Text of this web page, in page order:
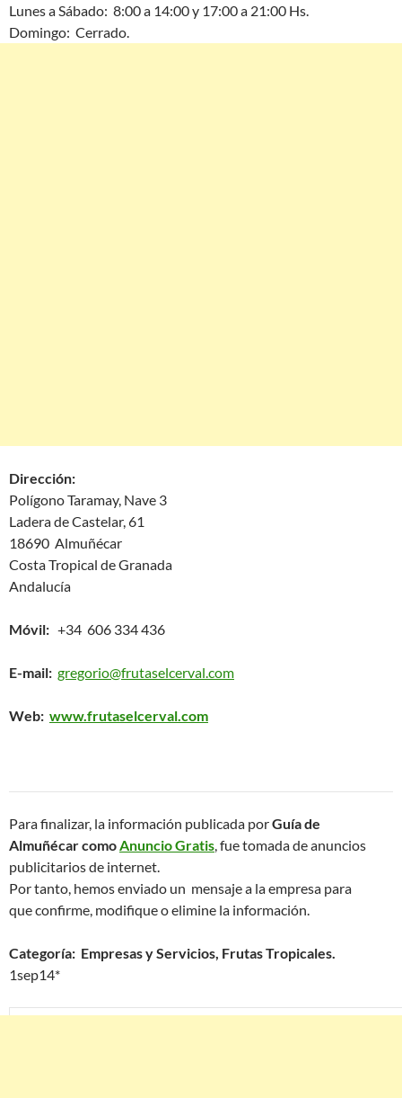
Lunes a Sábado: 8:00 a 14:00 y 17:00 a 21:00 Hs.
Domingo: Cerrado.
Dirección:
Polígono Taramay, Nave 3
Ladera de Castelar, 61
18690 Almuñécar
Costa Tropical de Granada
Andalucía
Móvil: +34 606 334 436
E-mail: gregorio@frutaselcerval.com
Web: www.frutaselcerval.com
Para finalizar, la información publicada porGuía de
Almuñécar como Anuncio Gratis , fue tomada de anuncios
publicitarios de internet.
Por tanto, hemos enviado un mensaje a la empresa para
que confirme, modifique o elimine la información.
Categoría: Empresas y Servicios, Frutas Tropicales.
1sep14*